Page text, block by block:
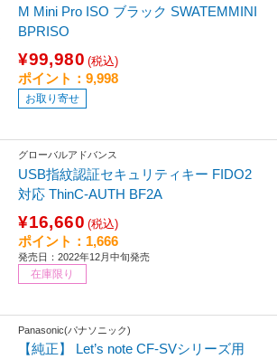
M Mini Pro ISO ブラック SWATEMMINI
BPRISO
¥99,980 (税込)
ポイント：9,998
お取り寄せ
グローバルアドバンス
USB指紋認証セキュリティキー FIDO2
対応 ThinC-AUTH BF2A
¥16,660 (税込)
ポイント：1,666
発売日：2022年12月中旬発売
在庫限り
Panasonic(パナソニック)
【純正】 Let’s note CF-SVシリーズ用